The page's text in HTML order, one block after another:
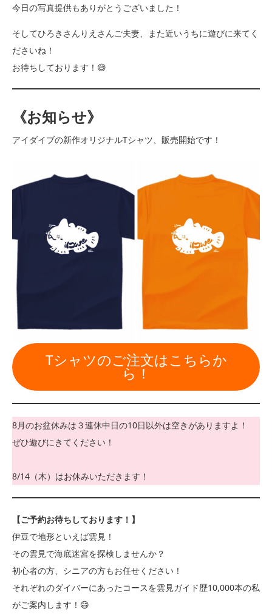
今日の写真提供もありがとうございました！
そしてひろきさんりえさんご夫妻、また近いうちに遊びに来てく
ださいね！
お待ちしております！😄
《お知らせ》
アイダイブの新作オリジナルTシャツ、販売開始です！
Tシャツのご注文はこちらか
ら！
8月のお盆休みは３連休中日の10日以外は空きがありますよ！
ぜひ遊びにきてください！
8/14（木）はお休みいただきます！
【ご予約お待ちしております！】
伊豆で地形といえば雲見！
その雲見で海底迷宮を探検しませんか？
初心者の方、シニアの方もお任せください！
それぞれのダイバーにあったコースを雲見ガイド歴10,000本の私
がご案内します！😄